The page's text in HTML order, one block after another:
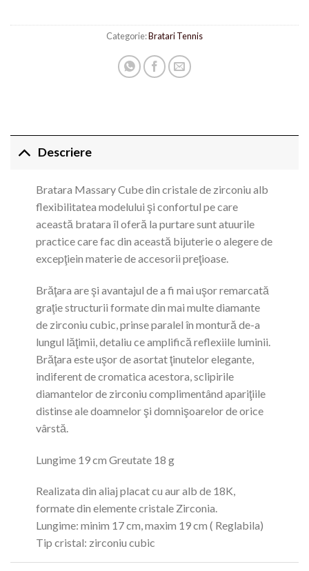
Categorie:Bratari Tennis
Descriere
Bratara Massary Cube din cristale de zirconiu alb
flexibilitatea modelului şi confortul pe care
această bratara îl oferă la purtare sunt atuurile
practice care fac din această bijuterie o alegere de
excepţiein materie de accesorii preţioase.
Brăţara are şi avantajul de a fi mai uşor remarcată
graţie structurii formate din mai multe diamante
de zirconiu cubic, prinse paralel în montură de-a
lungul lăţimii, detaliu ce amplifică reflexiile luminii.
Brăţara este uşor de asortat ţinutelor elegante,
indiferent de cromatica acestora, sclipirile
diamantelor de zirconiu complimentând apariţiile
distinse ale doamnelor şi domnişoarelor de orice
vârstă.
Lungime 19 cm Greutate 18 g
Realizata din aliaj placat cu aur alb de 18K,
formate din elemente cristale Zirconia.
Lungime: minim 17 cm, maxim 19 cm ( Reglabila)
Tip cristal: zirconiu cubic